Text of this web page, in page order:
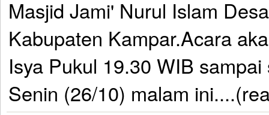
Masjid Jami' Nurul Islam
Kabupaten Kampar.Acara
Isya Pukul 19.30 WIB
Senin (26/10) malam